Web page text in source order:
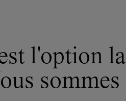
l'option la
sommes